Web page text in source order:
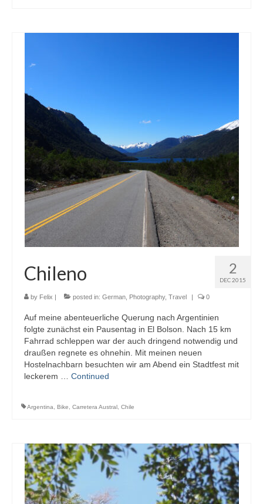
2
DEC 2015
Chileno
by Felix | posted in: German Photography, Travel | 0
Auf meine abenteuerliche Querung nach Argentinien
folgte zunächst ein Pausentag in El Bolson. Nach 15 km
Fahrrad schleppen war der auch dringend notwendig und
draußen regnete es ohnehin. Mit meinen neuen
Hostelnachbarn besuchten wir am Abend ein Stadtfest mit
leckerem … Continued
Argentina Bike Carretera Austral Chile